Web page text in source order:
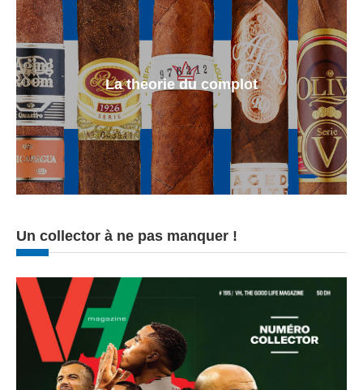
La theorie du complot
Un collector à ne pas manquer !